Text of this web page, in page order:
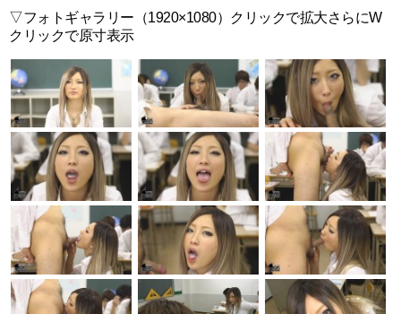
▽フォトギャラリー（1920×1080）クリックで拡大さらにW
クリックで原寸表示